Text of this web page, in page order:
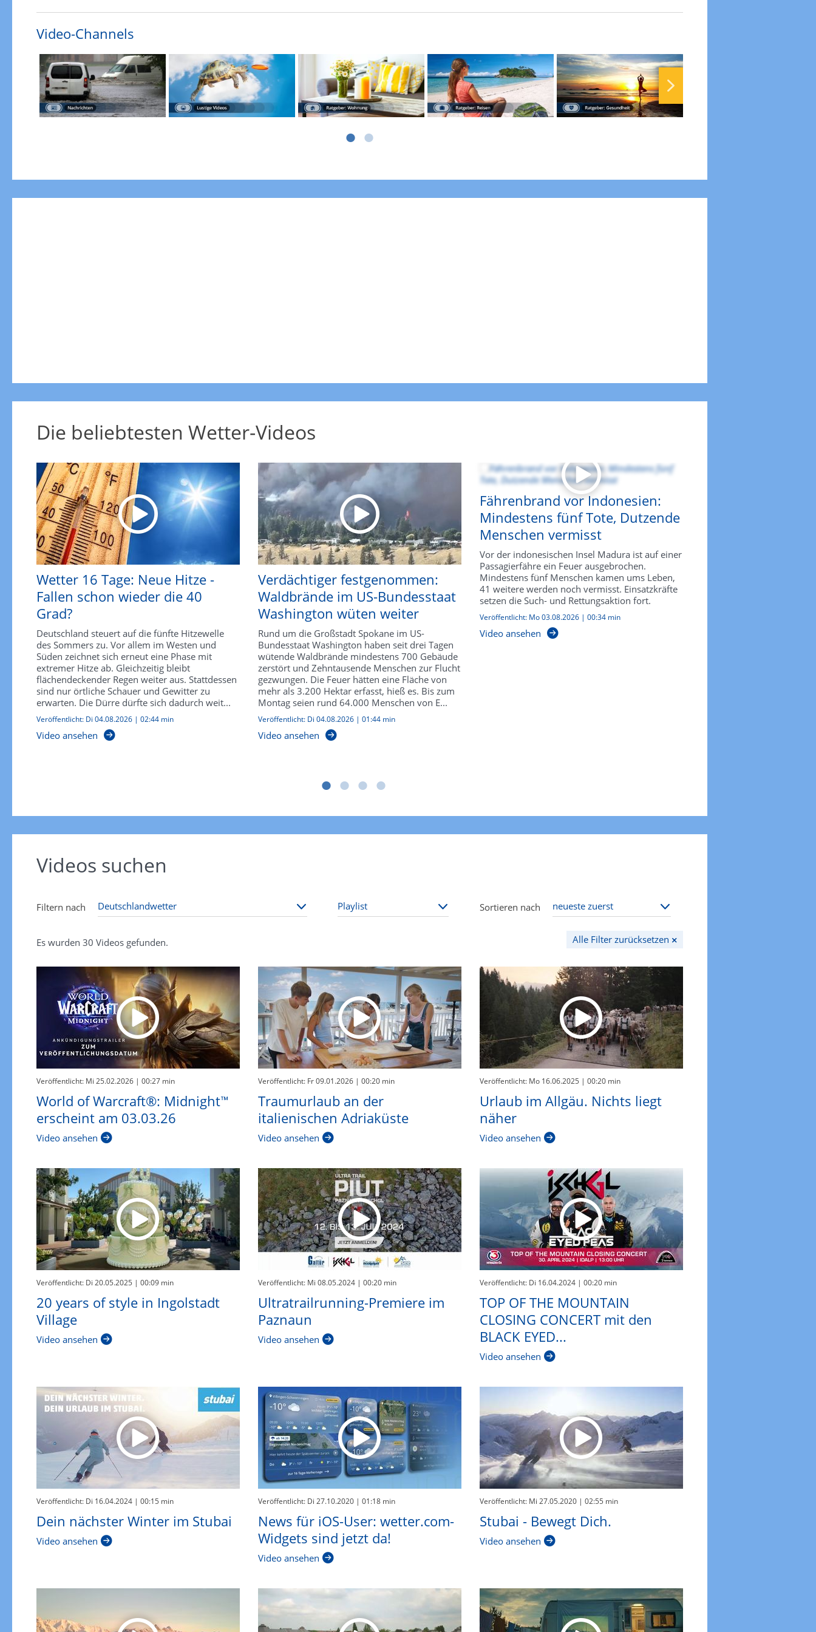
Video-Channels
Die beliebtesten Wetter-Videos
Wetter 16 Tage: Neue Hitze -
Fallen schon wieder die 40
Grad?
Deutschland steuert auf die fünfte Hitzewelle
des Sommers zu. Vor allem im Westen und
Süden zeichnet sich erneut eine Phase mit
extremer Hitze ab. Gleichzeitig bleibt
flächendeckender Regen weiter aus. Stattdessen
sind nur örtliche Schauer und Gewitter zu
erwarten. Die Dürre dürfte sich dadurch weit...
Veröffentlicht: Di 04.08.2026 | 02:44 min
Video ansehen
Verdächtiger festgenommen:
Waldbrände im US-Bundesstaat
Washington wüten weiter
Rund um die Großstadt Spokane im US-
Bundesstaat Washington haben seit drei Tagen
wütende Waldbrände mindestens 700 Gebäude
zerstört und Zehntausende Menschen zur Flucht
gezwungen. Die Feuer hätten eine Fläche von
mehr als 3.200 Hektar erfasst, hieß es. Bis zum
Montag seien rund 64.000 Menschen von E...
Veröffentlicht: Di 04.08.2026 | 01:44 min
Video ansehen
Fährenbrand vor Indonesien:
Mindestens fünf Tote, Dutzende
Menschen vermisst
Vor der indonesischen Insel Madura ist auf einer
Passagierfähre ein Feuer ausgebrochen.
Mindestens fünf Menschen kamen ums Leben,
41 weitere werden noch vermisst. Einsatzkräfte
setzen die Such- und Rettungsaktion fort.
Veröffentlicht: Mo 03.08.2026 | 00:34 min
Video ansehen
Videos suchen
Filtern nach Sortieren nach
Alle Filter zurücksetzen
Es wurden 30 Videos gefunden.
Veröffentlicht: Mi 25.02.2026| 00:27 min
World of Warcraft®: Midnight™
erscheint am 03.03.26
Video ansehen
Veröffentlicht: Fr 09.01.2026| 00:20 min
Traumurlaub an der
italienischen Adriaküste
Video ansehen
Veröffentlicht: Mo 16.06.2025 | 00:20 min
Urlaub im Allgäu. Nichts liegt
näher
Video ansehen
Veröffentlicht: Di 20.05.2025 | 00:09 min
20 years of style in Ingolstadt
Village
Video ansehen
Veröffentlicht: Mi 08.05.2024| 00:20 min
Ultratrailrunning-Premiere im
Paznaun
Video ansehen
Veröffentlicht: Di 16.04.2024| 00:20 min
TOP OF THE MOUNTAIN
CLOSING CONCERT mit den
BLACK EYED...
Video ansehen
Veröffentlicht: Di 16.04.2024| 00:15 min
Dein nächster Winter im Stubai
Video ansehen
Veröffentlicht: Di 27.10.2020| 01:18 min
News für iOS-User: wetter.com-
Widgets sind jetzt da!
Video ansehen
Veröffentlicht: Mi 27.05.2020| 02:55 min
Stubai - Bewegt Dich.
Video ansehen